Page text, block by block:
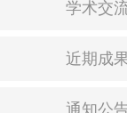
学术交
近期成
通知公